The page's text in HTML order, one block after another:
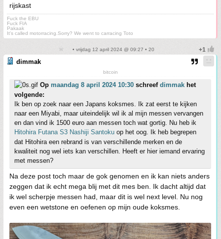
rijskast
Fuck the EBU
Fuck FIA
Pakaak
It's called motorracing.Sorry? We went to carracing Toto
• vrijdag 12 april 2024 @ 09:27 • 20
dimmak
bitcoin
Op maandag 8 april 2024 10:30 schreef dimmak het
volgende:
Ik ben op zoek naar een Japans koksmes. Ik zat eerst te kijken
naar een Miyabi, maar uiteindelijk wil ik al mijn messen vervangen
en dan vind ik 1500 euro aan messen toch wat gortig. Nu heb ik
Hitohira Futana S3 Nashiji Santoku op het oog. Ik heb begrepen
dat Hitohira een rebrand is van verschillende merken en de
kwaliteit nog wel iets kan verschillen. Heeft er hier iemand ervaring
met messen?
Na deze post toch maar de gok genomen en ik kan niets anders
zeggen dat ik echt mega blij met dit mes ben. Ik dacht altijd dat
ik wel scherpje messen had, maar dit is wel next level. Nu nog
even een wetstone en oefenen op mijn oude koksmes.